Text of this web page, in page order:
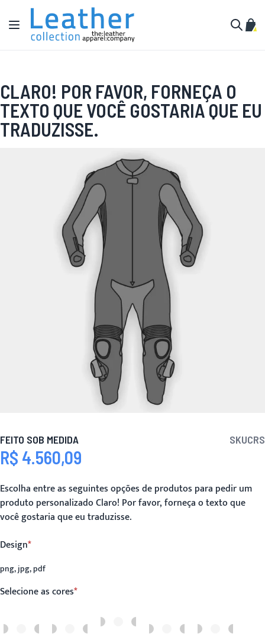
Pular para o conteúdo
Alternar Nav
CLARO! POR FAVOR, FORNEÇA O
TEXTO QUE VOCÊ GOSTARIA QUE EU
TRADUZISSE.
FEITO SOB MEDIDA SKUCRS
R$ 4.560,09
Escolha entre as seguintes opções de produtos para pedir um
produto personalizado Claro! Por favor, forneça o texto que
você gostaria que eu traduzisse.
Design
png, jpg, pdf
Selecione as cores